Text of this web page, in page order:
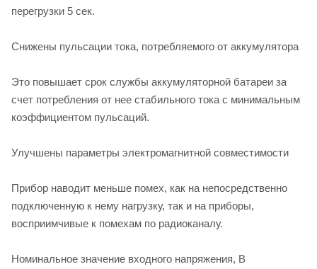
перегрузки 5 сек.
Снижены пульсации тока, потребляемого от аккумулятора
Это повышает срок службы аккумуляторной батареи за
счет потребления от нее стабильного тока с минимальным
коэффициентом пульсаций.
Улучшены параметры электромагнитной совместимости
Прибор наводит меньше помех, как на непосредственно
подключенную к нему нагрузку, так и на приборы,
восприимчивые к помехам по радиоканалу.
Номинальное значение входного напряжения, В